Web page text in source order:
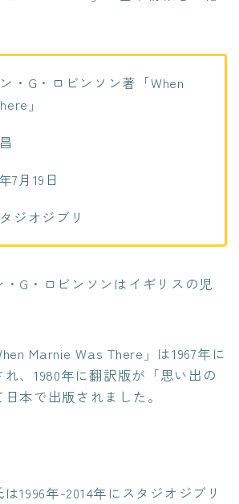
・G・ロビンソン著「When
」
7月19日
ジオジブリ
G・ロビンソンはイギリスの児
Marnie Was There」は1967年に
、1980年に翻訳版が「思い出の
本で出版されました。
1996年-2014年にスタジオジブリ